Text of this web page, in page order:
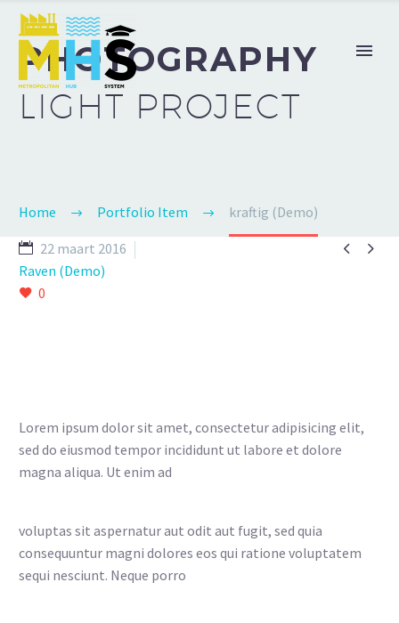
PHOTOGRAPHY
LIGHT PROJECT
Home Portfolio Item kraftig (Demo)
 
22 maart 2016
Raven (Demo)
0
Lorem ipsum dolor sit amet, consectetur adipisicing elit,
sed do eiusmod tempor incididunt ut labore et dolore
magna aliqua. Ut enim ad
voluptas sit aspernatur aut odit aut fugit, sed quia
consequuntur magni dolores eos qui ratione voluptatem
sequi nesciunt. Neque porro